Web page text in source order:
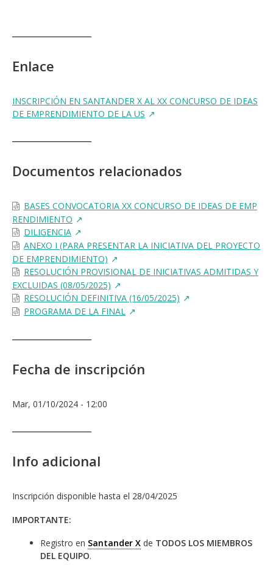
Enlace
INSCRIPCIÓN EN SANTANDER X AL XX CONCURSO DE IDEAS
DE EMPRENDIMIENTO DE LA US
Documentos relacionados
BASES CONVOCATORIA XX CONCURSO DE IDEAS DE EMP
RENDIMIENTO
DILIGENCIA
ANEXO I (PARA PRESENTAR LA INICIATIVA DEL PROYECTO
DE EMPRENDIMIENTO)
RESOLUCIÓN PROVISIONAL DE INICIATIVAS ADMITIDAS Y
EXCLUIDAS (08/05/2025)
RESOLUCIÓN DEFINITIVA (16/05/2025)
PROGRAMA DE LA FINAL
Fecha de inscripción
Mar, 01/10/2024 - 12:00
Info adicional
Inscripción disponible hasta el 28/04/2025
IMPORTANTE:
Registro en Santander Xde TODOS LOS MIEMBROS
DEL EQUIPO.